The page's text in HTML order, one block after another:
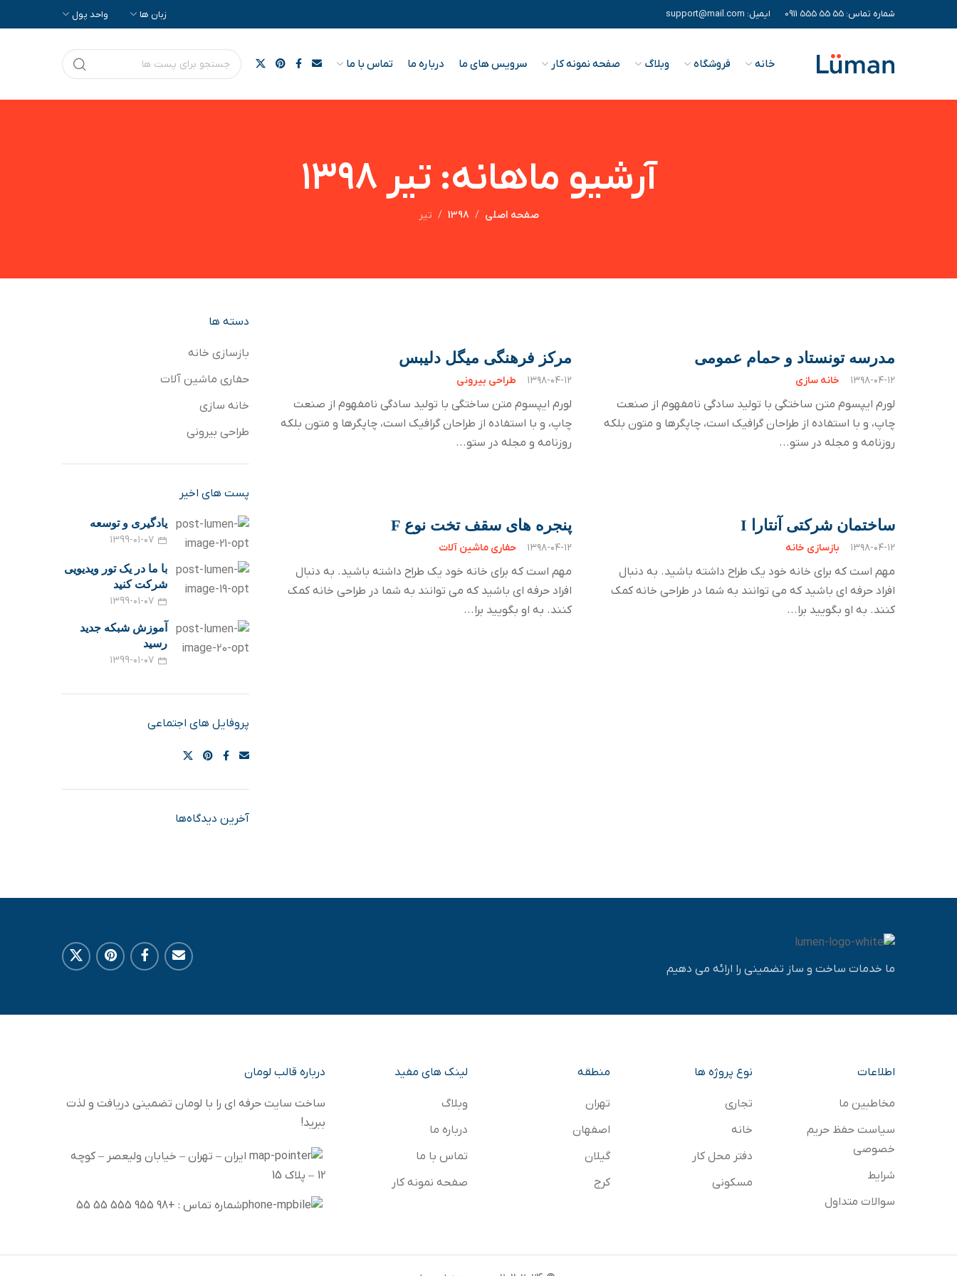
شماره تماس: 55 55 555 0911 ایمیل: support@mail.com زبان ها واحد پول
خانه فروشگاه وبلاگ صفحه نمونه کار سرویس های ما درباره ما تماس با ما
آرشیو ماهانه: تیر ۱۳۹۸
صفحه اصلی 1398 تیر
مدرسه تونستاد و حمام عمومی
۱۳۹۸-۰۴-۱۲ خانه سازی
لورم ایپسوم متن ساختگی با تولید سادگی نامفهوم از صنعت
چاپ، و با استفاده از طراحان گرافیک است، چاپگرها و متون بلکه
روزنامه و مجله در ستو...
مرکز فرهنگی میگل دلیبس
۱۳۹۸-۰۴-۱۲ طراحی بیرونی
لورم ایپسوم متن ساختگی با تولید سادگی نامفهوم از صنعت
چاپ، و با استفاده از طراحان گرافیک است، چاپگرها و متون بلکه
روزنامه و مجله در ستو...
ساختمان شرکتی آنتارا I
۱۳۹۸-۰۴-۱۲ بازسازی خانه
مهم است که برای خانه خود یک طراح داشته باشید. به دنبال
افراد حرفه ای باشید که می توانند به شما در طراحی خانه کمک
کنند. به او بگویید برا...
پنجره های سقف تخت نوع F
۱۳۹۸-۰۴-۱۲ حفاری ماشین آلات
مهم است که برای خانه خود یک طراح داشته باشید. به دنبال
افراد حرفه ای باشید که می توانند به شما در طراحی خانه کمک
کنند. به او بگویید برا...
دسته ها
بازسازی خانه
حفاری ماشین آلات
خانه سازی
طراحی بیرونی
پست های اخیر
یادگیری و توسعه
۱۳۹۹-۰۱-۰۷
با ما در یک تور ویدیویی
شرکت کنید
۱۳۹۹-۰۱-۰۷
آموزش شبکه جدید
رسید
۱۳۹۹-۰۱-۰۷
پروفایل های اجتماعی
آخرین دیدگاه‌ها
ما خدمات ساخت و ساز تضمینی را ارائه می دهیم
اطلاعات
مخاطبین ما
سياست حفظ حريم
خصوصي
شرایط
سوالات متداول
نوع پروژه ها
تجاری
خانه
دفتر محل کار
مسکونی
منطقه
تهران
اصفهان
گیلان
کرج
لینک های مفید
وبلاگ
درباره ما
تماس با ما
صفحه نمونه کار
درباره قالب لومان
ساخت سایت حرفه ای را با لومان تضمینی دریافت و لذت
ببرید!
ایران – تهران – خیابان ولیعصر – کوچه
12 – پلاک 15
شماره تماس : +98 955 555 55 55